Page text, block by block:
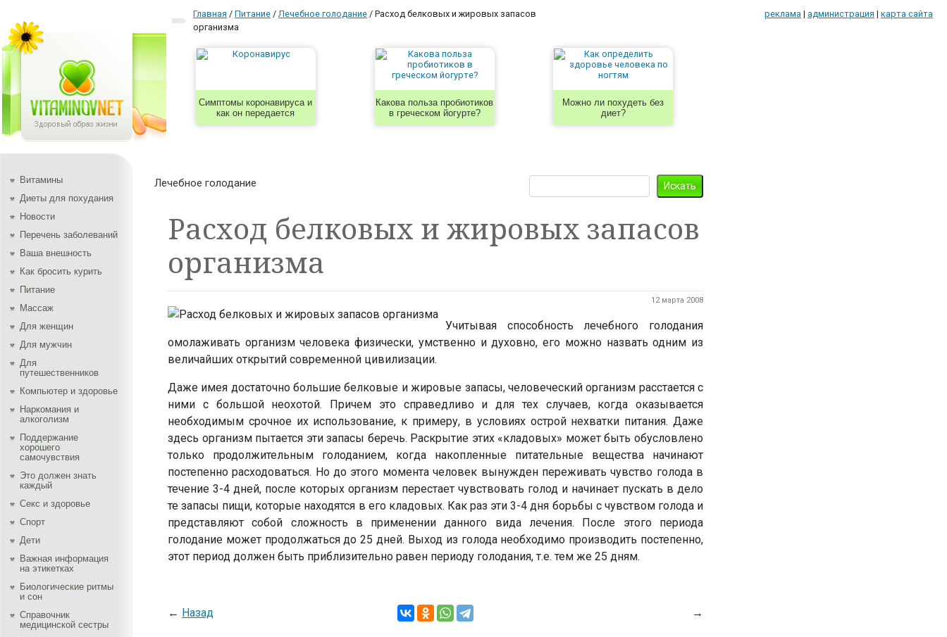
Главная / Питание / Лечебное голодание / Расход белковых и жировых запасов
организма
реклама | администрация | карта сайта
Симптомы коронавируса и
как он передается
Какова польза пробиотиков
в греческом йогурте?
Можно ли похудеть без
диет?
Витамины
Диеты для похудания
Новости
Перечень заболеваний
Ваша внешность
Как бросить курить
Питание
Массаж
Для женщин
Для мужчин
Для
путешественников
Компьютер и здоровье
Наркомания и
алкоголизм
Поддержание
хорошего
самочувствия
Это должен знать
каждый
Секс и здоровье
Спорт
Дети
Важная информация
на этикетках
Биологические ритмы
и сон
Справочник
медицинской сестры
Лечебное голодание
Расход белковых и жировых запасов
организма
12 марта 2008
Учитывая способность лечебного голодания
омолаживать организм человека физически, умственно и духовно, его можно назвать одним из
величайших открытий современной цивилизации.
Даже имея достаточно большие белковые и жировые запасы, человеческий организм расстается с
ними с большой неохотой. Причем это справедливо и для тех случаев, когда оказывается
необходимым срочное их использование, к примеру, в условиях острой нехватки питания. Даже
здесь организм пытается эти запасы беречь. Раскрытие этих «кладовых» может быть обусловлено
только продолжительным голоданием, когда накопленные питательные вещества начинают
постепенно расходоваться. Но до этого момента человек вынужден переживать чувство голода в
течение 3-4 дней, после которых организм перестает чувствовать голод и начинает пускать в дело
те запасы пищи, которые находятся в его кладовых. Как раз эти 3-4 дня борьбы с чувством голода и
представляют собой сложность в применении данного вида лечения. После этого периода
голодание может продолжаться до 25 дней. Выход из голода необходимо производить постепенно,
этот период должен быть приблизительно равен периоду голодания, т.е. тем же 25 дням.
← Назад →